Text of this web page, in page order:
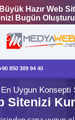
Hazır Web
Bugün
850 309 94 40
Uygun Konsepti
Sitenizi